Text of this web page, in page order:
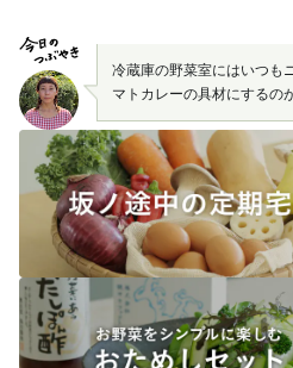
冷蔵庫の野菜室にはいつも
マトカレーの具材にするの